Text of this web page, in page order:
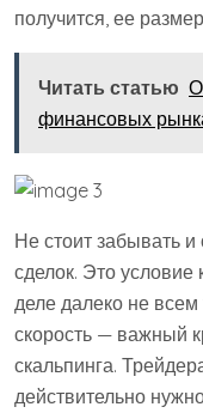
получится, ее
Читать статью
финансовых
Не стоит забывать
сделок. Это условие
деле далеко не
скорость — важный
скальпинга.
действительно